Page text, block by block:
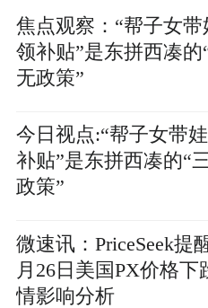
焦点观察：“帮子女带
领补贴”是东拼西凑的
无政策”
今日视点:“帮子女带
补贴”是东拼西凑的“
政策”
微速讯：PriceSeek提
月26日美国PX价格下
情影响分析